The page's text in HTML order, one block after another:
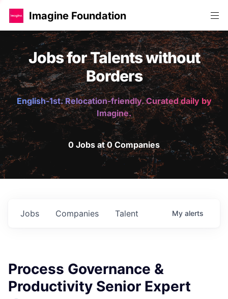
Imagine Foundation
Jobs for Talents without
Borders
English-1st. Relocation-friendly. Curated daily by
Imagine.
0 Jobs at 0 Companies
Jobs Companies Talent My alerts
Process Governance &
Productivity Senior Expert